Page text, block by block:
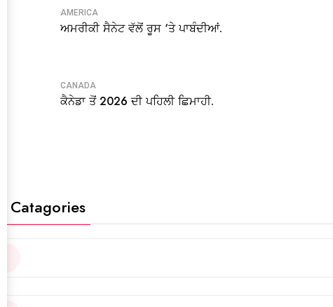
AMERICA
ਅਮਰੀਕੀ ਸੈਨੇਟ ਵੱਲੋਂ ਰੂਸ ‘ਤੇ ਪਾਬੰਦੀਆਂ.
CANADA
ਕੈਨੇਡਾ ਤੋਂ 2026 ਦੀ ਪਹਿਲੀ ਛਿਮਾਹੀ.
Catagories